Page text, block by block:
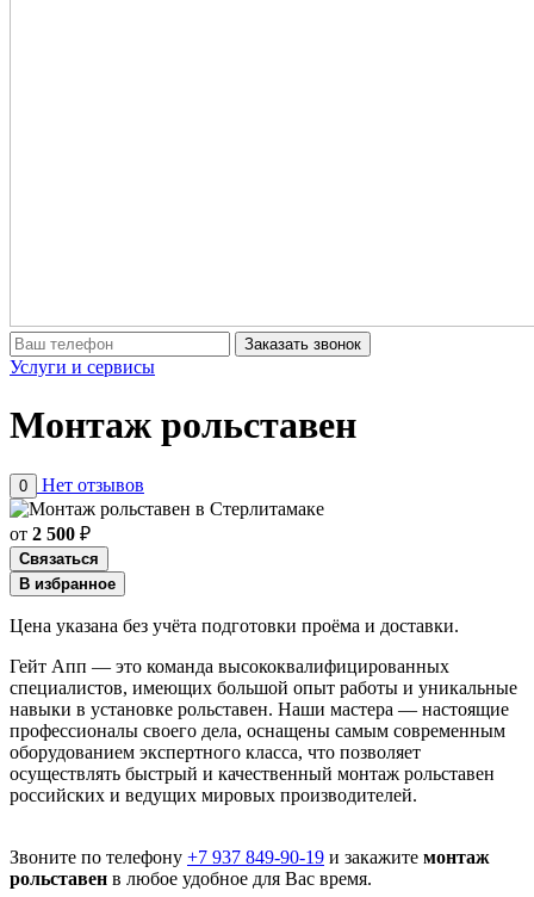
Заказать звонок
Услуги и сервисы
Монтаж рольставен
0 Нет отзывов
от 2 500 ₽
Связаться
В избранное
Цена указана без учёта подготовки проёма и доставки.
Гейт Апп — это команда высококвалифицированных
специалистов, имеющих большой опыт работы и уникальные
навыки в установке рольставен. Наши мастера — настоящие
профессионалы своего дела, оснащены самым современным
оборудованием экспертного класса, что позволяет
осуществлять быстрый и качественный монтаж рольставен
российских и ведущих мировых производителей.
Звоните по телефону +7 937 849-90-19 и закажите монтаж
рольставен в любое удобное для Вас время.